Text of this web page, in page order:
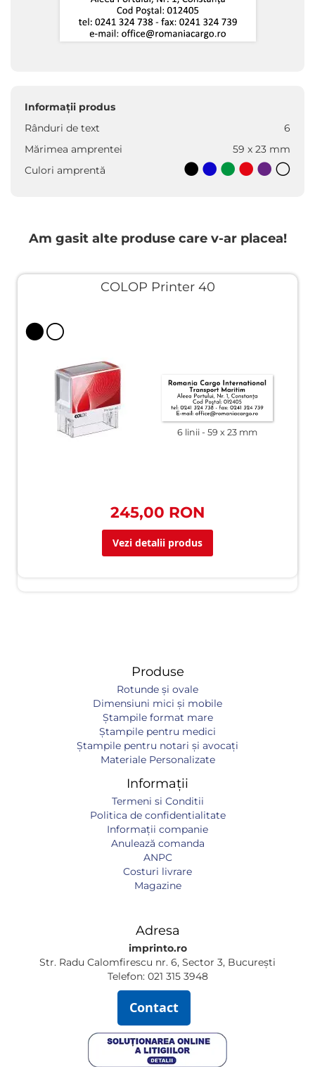
Informații produs
Rânduri de text
6
Mărimea amprentei
59 x 23 mm
Culori amprentă
Am gasit alte produse care v-ar placea!
COLOP Printer 40
6 linii 59 x 23 mm
245,00 RON
Vezi detalii produs
Produse
Rotunde și ovale
Dimensiuni mici și mobile
Ștampile format mare
Ștampile pentru medici
Ștampile pentru notari și avocați
Materiale Personalizate
Informații
Termeni si Conditii
Politica de confidentialitate
Informaţii companie
Anulează comanda
ANPC
Costuri livrare
Magazine
Adresa
imprinto.ro
Str. Radu Calomfirescu nr. 6, Sector 3, București
Telefon: 021 315 3948
Contact